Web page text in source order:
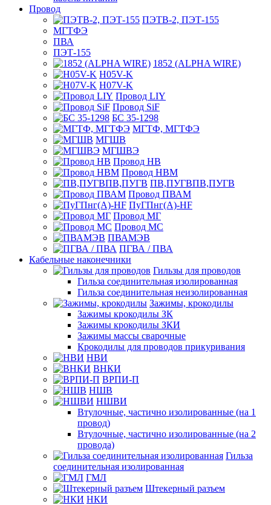
Провод
ПЭТВ-2, ПЭТ-155
МГТФЭ
ПВА
ПЭТ-155
1852 (ALPHA WIRE)
H05V-K
H07V-K
Провод LIY
Провод SiF
БС 35-1298
МГТФ, МГТФЭ
МГШВ
МГШВЭ
Провод НВ
Провод НВМ
ПВ,ПУГВПВ,ПУГВ
Провод ПВАМ
ПуГПнг(A)-HF
Провод МГ
Провод МС
ПВАМЭВ
ПГВА / ПВА
Кабельные наконечники
Гильзы для проводов
Гильза соединительная изолированная
Гильза соединительная неизолированная
Зажимы, крокодилы
Зажимы крокодилы ЗК
Зажимы крокодилы ЗКИ
Зажимы массы сварочные
Крокодилы для проводов прикуривания
НВИ
ВНКИ
ВРПИ-П
НШВ
НШВИ
Втулочные, частично изолированные (на 1
провод)
Втулочные, частично изолированные (на 2
провода)
Гильза
соединительная изолированная
ГМЛ
Штекерный разъем
НКИ